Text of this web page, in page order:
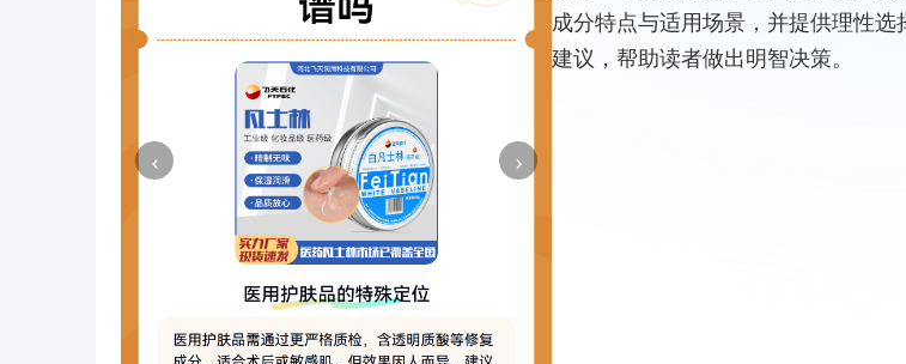
‹ ›
成分特点与适用场景，并提供理性选
建议，帮助读者做出明智决策。